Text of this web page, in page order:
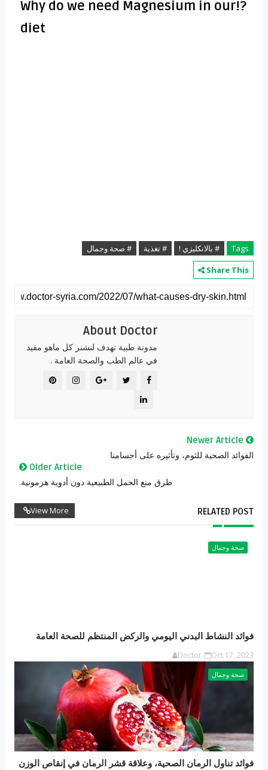
?!Why do we need Magnesium in our
diet
Tags # بالانكليزي ! # تغذية
# صحة وجمال
Share This
About Doctor
مدونة طبية تهدف لنشنر كل ماهو مفيد
في عالم الطب والصحة العامة .
Newer Article
الفوائد الصحية للثوم، وتأثيره على أجسامنا
Older Article
طرق منع الحمل الطبيعية دون أدوية هرمونية.
RELATED POST
View More
صحة وجمال
فوائد النشاط البدني اليومي والركض المنتظم للصحة العامة
Doctor Oct 17, 2023
صحة وجمال
فوائد تناول الرمان الصحية، وعلاقة قشر الرمان في إنقاص الوزن